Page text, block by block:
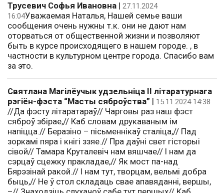
Трусевич Софья Ивановна | 27.11.2024
16:04Уважаемая Наталья, Нашей семье ваши
сообщения очень нужны т.к. они не дают нам
оторваться от общественной жизни и позволяют
быть в курсе происходящего в нашем городе. , в
частности в культурном центре города. Спасибо вам
за это.
Святлана Магiлёучык удзельніца II літаратурнага
рэгіён-фэста “Масты сяброўства” | 15.11.2024 14:38
//Да фэсту літаратараў// Чарговы раз наш фэст
сяброў збірае,// Каб словам друкаваным ім
напіцца.// Беразіно – пісьменнікаў сталіца,// Пад
зоркамі пяра і кнігі ззяе.// Пра даўні свет гісторыі
сівой// Тамара Круталевіч нам вяшчае// І нам да
сэрцаў сцежку пракладае,// Як мост па-над
Бярэзінай ракой.// І нам тут, творцам, вельмі добра
быць,// Не ў стол складаць свае апавяданні, вершы,